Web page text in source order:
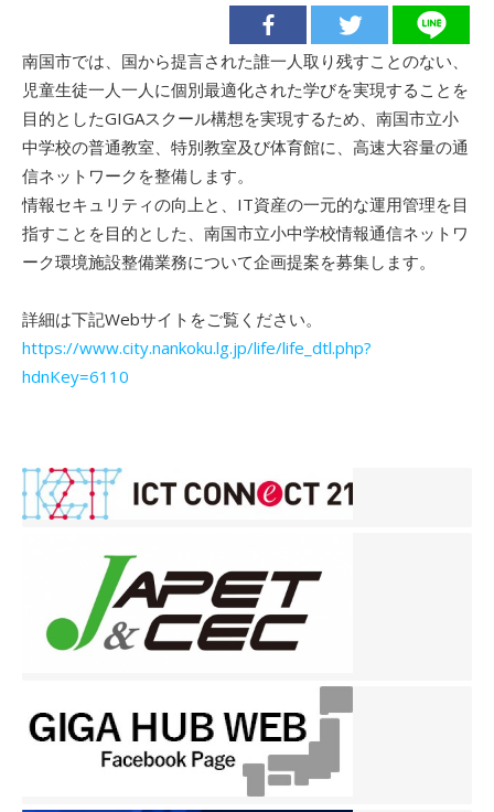
南国市では、国から提言された誰一人取り残すことのない、
児童生徒一人一人に個別最適化された学びを実現することを
目的としたGIGAスクール構想を実現するため、南国市立小
中学校の普通教室、特別教室及び体育館に、高速大容量の通
信ネットワークを整備します。
情報セキュリティの向上と、IT資産の一元的な運用管理を目
指すことを目的とした、南国市立小中学校情報通信ネットワ
ーク環境施設整備業務について企画提案を募集します。
詳細は下記Webサイトをご覧ください。
https://www.city.nankoku.lg.jp/life/life_dtl.php?
hdnKey=6110